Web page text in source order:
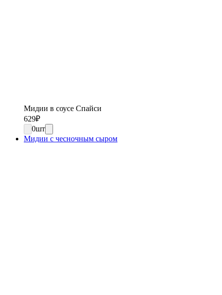
Мидии в соусе Спайси
629₽
0шт
Мидии с чесночным сыром